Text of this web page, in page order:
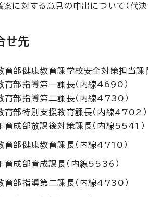
に対する意見の申出について（代決
せ先
育部健康教育課学校安全対策担当課
育部指導第一課長（内線4690）
育部指導第二課長（内線4730）
育部特別支援教育課長（内線4702）
成部放課後対策課長（内線5541）
部健康教育課長（内線4710）
育成部育成課長（内線5536）
育部指導第二課長（内線4730）